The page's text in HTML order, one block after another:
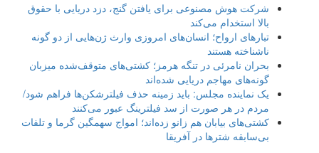
شرکت هوش مصنوعی برای یافتن گنج، دزد دریایی با حقوق
بالا استخدام می‌کند
تبارهای ارواح؛ انسان‌های امروزی وارث ژن‌هایی از دو گونه
ناشناخته هستند
بحران نامرئی در تنگه هرمز؛ کشتی‌های متوقف‌شده میزبان
گونه‌های مهاجم دریایی شده‌اند
یک نماینده مجلس: باید زمینه حذف فیلترشکن‌ها فراهم شود/
مردم در هر صورت از سد فیلترینگ عبور می‌کنند
کشتی‌های بیابان هم زانو زده‌اند؛ امواج سهمگین گرما و تلفات
بی‌سابقه شترها در آفریقا